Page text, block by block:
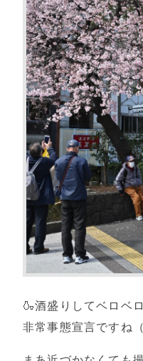
🍶酒盛りしてベロベ
非常事態宣言ですね（